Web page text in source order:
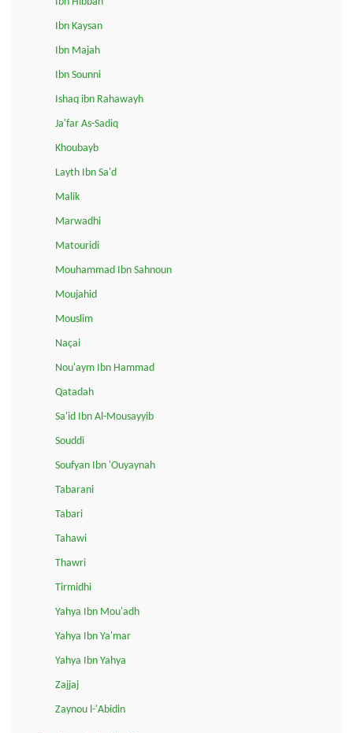
Ibn Kaysan
Ibn Majah
Ibn Sounni
Ishaq ibn Rahawayh
Ja'far As-Sadiq
Khoubayb
Layth Ibn Sa'd
Malik
Marwadhi
Matouridi
Mouhammad Ibn Sahnoun
Moujahid
Mouslim
Naçai
Nou'aym Ibn Hammad
Qatadah
Sa'id Ibn Al-Mousayyib
Souddi
Soufyan Ibn 'Ouyaynah
Tabarani
Tabari
Tahawi
Thawri
Tirmidhi
Yahya Ibn Mou'adh
Yahya Ibn Ya'mar
Yahya Ibn Yahya
Zajjaj
Zaynou l-'Abidin